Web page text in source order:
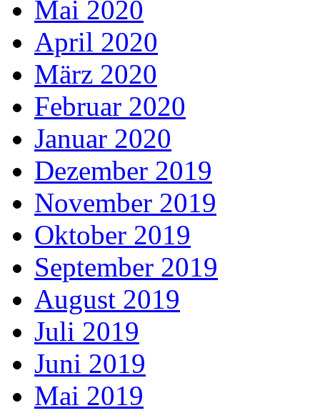
Mai 2020
April 2020
März 2020
Februar 2020
Januar 2020
Dezember 2019
November 2019
Oktober 2019
September 2019
August 2019
Juli 2019
Juni 2019
Mai 2019